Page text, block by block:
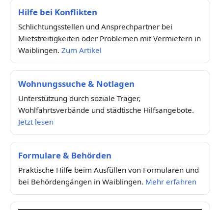
Hilfe bei Konflikten
Schlichtungsstellen und Ansprechpartner bei
Mietstreitigkeiten oder Problemen mit Vermietern in
Waiblingen. Zum Artikel
Wohnungssuche & Notlagen
Unterstützung durch soziale Träger,
Wohlfahrtsverbände und städtische Hilfsangebote.
Jetzt lesen
Formulare & Behörden
Praktische Hilfe beim Ausfüllen von Formularen und
bei Behördengängen in Waiblingen. Mehr erfahren